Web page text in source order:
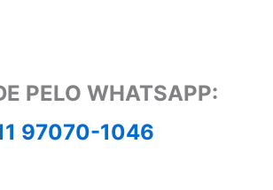
PELO WHATSAPP:
97070-1046